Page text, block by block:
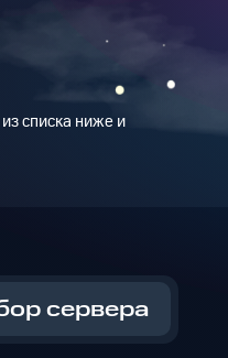
списка ниже и
сервера